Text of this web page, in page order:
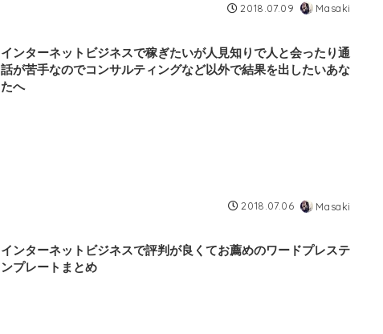
2018.07.09 Masaki
インターネットビジネスで稼ぎたいが人見知りで人と会ったり通
話が苦手なのでコンサルティングなど以外で結果を出したいあな
たへ
2018.07.06 Masaki
インターネットビジネスで評判が良くてお薦めのワードプレステ
ンプレートまとめ